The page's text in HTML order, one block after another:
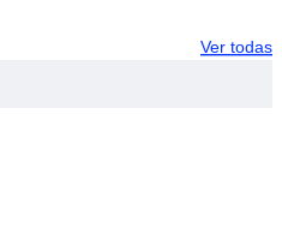
Ver todas